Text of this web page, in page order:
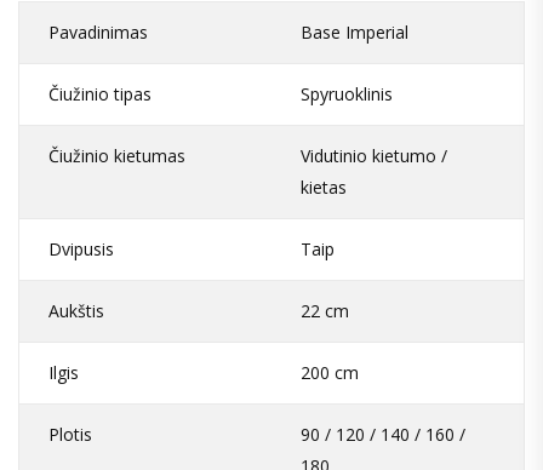
Pavadinimas Base Imperial
Čiužinio tipas Spyruoklinis
Čiužinio kietumas
Vidutinio kietumo /
kietas
Dvipusis Taip
Aukštis 22 cm
Ilgis 200 cm
Plotis
90 / 120 / 140 / 160 /